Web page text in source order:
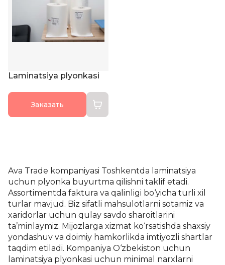
Laminatsiya plyonkasi
Заказать
Ava Trade kompaniyasi Toshkentda laminatsiya
uchun plyonka buyurtma qilishni taklif etadi.
Assortimentda faktura va qalinligi bo‘yicha turli xil
turlar mavjud. Biz sifatli mahsulotlarni sotamiz va
xaridorlar uchun qulay savdo sharoitlarini
ta’minlaymiz. Mijozlarga xizmat ko‘rsatishda shaxsiy
yondashuv va doimiy hamkorlikda imtiyozli shartlar
taqdim etiladi. Kompaniya O‘zbekiston uchun
laminatsiya plyonkasi uchun minimal narxlarni